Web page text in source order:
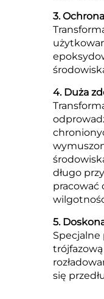
3.
4. Duża
długo
pracować
5.
Specjalne
się